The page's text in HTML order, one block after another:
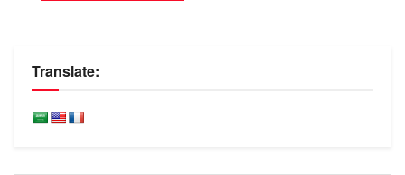
Translate: